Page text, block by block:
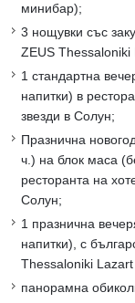
минибар);
3 нощувки със
ZEUS Thessaloniki
1 стандартна
напитки) в
звезди в Солун;
Празнична
ч.) на блок маса
ресторанта на
Солун;
1 празнична
напитки), с
Thessaloniki
панорамна